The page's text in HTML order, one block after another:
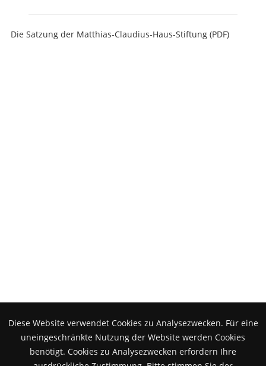
Diese Website verwendet Cookies zu Analysezwecken. Für eine
uneingeschränkte Nutzung der Website werden Cookies
benötigt. Cookies zu Analysezwecken erfordern Ihre
Die Satzung der Matthias-Claudius-Haus-Stiftung (PDF)
Aktuelle Angebote finden sie hier!